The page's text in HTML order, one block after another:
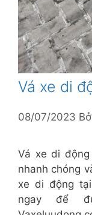
Vá xe di
08/07/2023
Vá xe di động
nhanh chóng
xe di động
ngay để